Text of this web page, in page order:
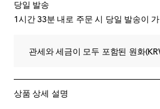
당일 발송
1시간 33분 내로 주문 시 당일 발송이
관세와 세금이 모두 포함된 원화
상품 상세 설명